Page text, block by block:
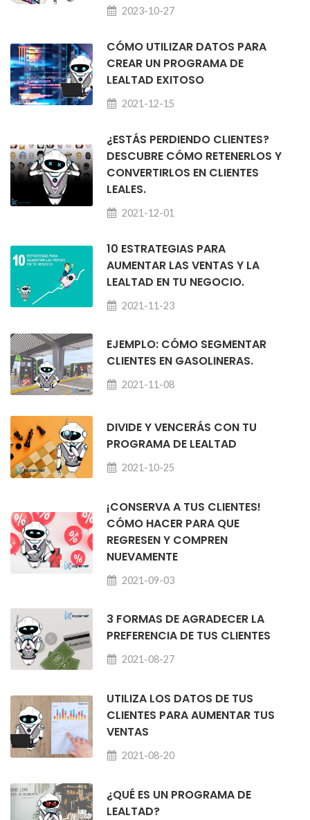
2023-10-27
CÓMO UTILIZAR DATOS PARA
CREAR UN PROGRAMA DE
LEALTAD EXITOSO
2021-12-15
¿ESTÁS PERDIENDO CLIENTES?
DESCUBRE CÓMO RETENERLOS Y
CONVERTIRLOS EN CLIENTES
LEALES.
2021-12-01
10 ESTRATEGIAS PARA
AUMENTAR LAS VENTAS Y LA
LEALTAD EN TU NEGOCIO.
2021-11-23
EJEMPLO: CÓMO SEGMENTAR
CLIENTES EN GASOLINERAS.
2021-11-08
DIVIDE Y VENCERÁS CON TU
PROGRAMA DE LEALTAD
2021-10-25
¡CONSERVA A TUS CLIENTES!
CÓMO HACER PARA QUE
REGRESEN Y COMPREN
NUEVAMENTE
2021-09-03
3 FORMAS DE AGRADECER LA
PREFERENCIA DE TUS CLIENTES
2021-08-27
UTILIZA LOS DATOS DE TUS
CLIENTES PARA AUMENTAR TUS
VENTAS
2021-08-20
¿QUÉ ES UN PROGRAMA DE
LEALTAD?